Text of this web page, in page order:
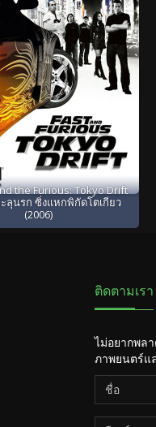
the Furious: Tokyo Drift
ะลุนรก ซิ่งแหกพิกัดโตเกียว
(2006)
ติดตามเรา
ไม่อยากพล
ภาพยนตร์แ